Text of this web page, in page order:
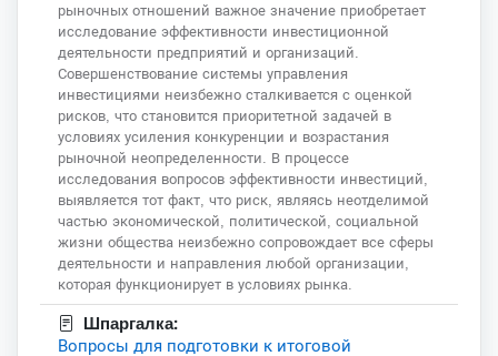
рыночных отношений важное значение приобретает
исследование эффективности инвестиционной
деятельности предприятий и организаций.
Совершенствование системы управления
инвестициями неизбежно сталкивается с оценкой
рисков, что становится приоритетной задачей в
условиях усиления конкуренции и возрастания
рыночной неопределенности. В процессе
исследования вопросов эффективности инвестиций,
выявляется тот факт, что риск, являясь неотделимой
частью экономической, политической, социальной
жизни общества неизбежно сопровождает все сферы
деятельности и направления любой организации,
которая функционирует в условиях рынка.
Шпаргалка:
Вопросы для подготовки к итоговой